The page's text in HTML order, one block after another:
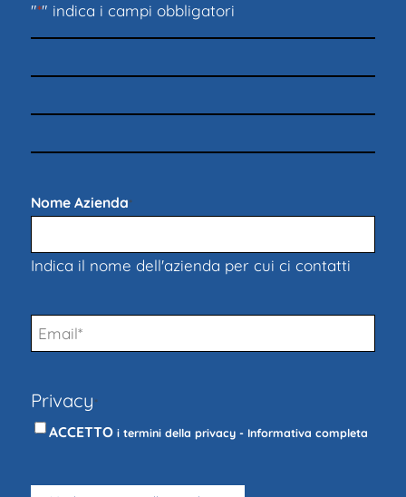
"*" indica i campi obbligatori
Nome Azienda*
Indica il nome dell'azienda per cui ci contatti
Email
Privacy*
ACCETTO i termini della privacy - Informativa completa